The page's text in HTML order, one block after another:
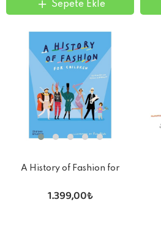
Sepete Ekle
A History of Fashion for
1.399,00₺